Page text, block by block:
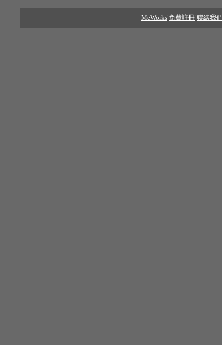
MeWorks˙免費註冊˙聯絡我們